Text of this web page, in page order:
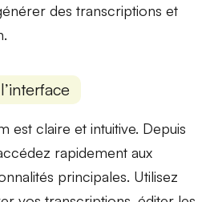
destranscriptions et
.
est claire et intuitive. Depuis
rapidement aux
principales. Utilisez